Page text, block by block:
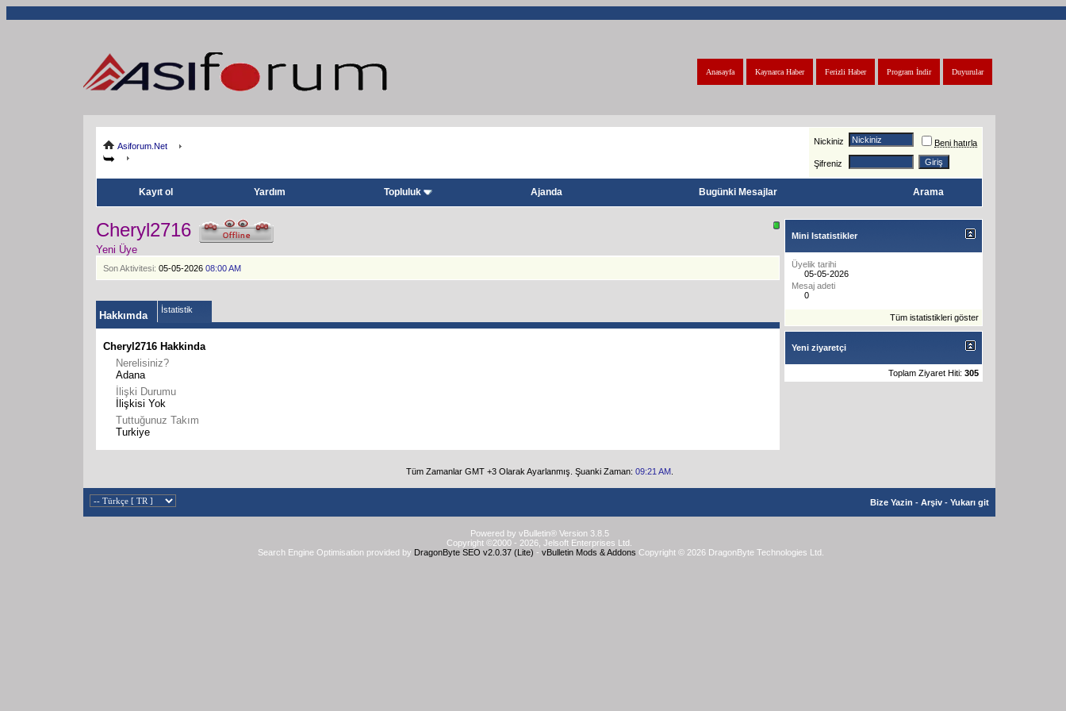
Duyurular
Program İndir
Ferizli Haber
Kaynarca Haber
Anasayfa
Asiforum.Net Nickiniz Beni hatırla
Şifreniz
Kayıt ol Yardım Topluluk Ajanda Bugünki Mesajlar Arama
Cheryl2716
Yeni Üye
Son Aktivitesi: 05-05-2026 08:00 AM
Hakkımda İstatistik
Cheryl2716 Hakkinda
Nerelisiniz?
Adana
İlişki Durumu
İlişkisi Yok
Tuttuğunuz Takım
Turkiye
Mini Istatistikler
Üyelik tarihi
05-05-2026
Mesaj adeti
0
Tüm istatistikleri göster
Yeni ziyaretçi
Toplam Ziyaret Hiti: 305
Tüm Zamanlar GMT +3 Olarak Ayarlanmış. Şuanki Zaman: 09:21 AM.
Bize Yazin - Arşiv - Yukarı git
Powered by vBulletin® Version 3.8.5
Copyright ©2000 - 2026, Jelsoft Enterprises Ltd.
Search Engine Optimisation provided by DragonByte SEO v2.0.37 (Lite) - vBulletin Mods & Addons Copyright © 2026 DragonByte Technologies Ltd.